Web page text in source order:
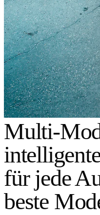
Multi-
für jede
beste